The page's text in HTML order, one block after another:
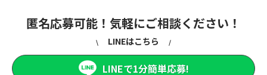
匿名応募可能！気軽にご相談ください！
LINEはこちら
LINEで1分簡単応募!